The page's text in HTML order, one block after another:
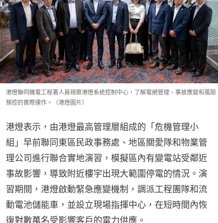
港燈聯同機電工程署人員視察港燈系統控制中心，了解電網管理、事故應變和風險
預控的實際運作。（港燈圖片）
港燈表示，由港燈最高管理層組成的「危機管理小
組」早前聯同東區民政事務處、地區關愛隊和物業管
理公司進行聯合實地演習，模擬區內有變電站受鄰近
事故影響，導致附近樓宇出現大範圍停電的情況。演
習期間，港燈啟動緊急應變機制，調派工程團隊和流
動電池儲能車，並設立現場指揮中心，在短時間內恢
復對數萬名受影響客戶的電力供應。